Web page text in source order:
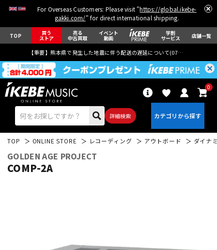
For Overseas Customers: Please visit "https://global.ikebe-
gakki.com/" for direct international shipping.
TOP 買う
ストア
売る
中古買取
イベント
動画
学割
サービス 店舗一覧
【重要】熊本県で発生した地震に伴う配送の遅延について(07月29日
詳細検索
0
TOP ONLINE STORE レコーディング アウトボード ダイナ
GOLDEN AGE PROJECT
COMP-2A